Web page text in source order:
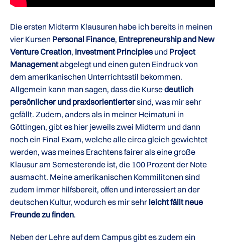
Die ersten Midterm Klausuren habe ich bereits in meinen
vier Kursen Personal Finance, Entrepreneurship and New
Venture Creation, Investment Principles und Project
Managementabgelegt und einen guten Eindruck von
dem amerikanischen Unterrichtsstil bekommen.
Allgemein kann man sagen, dass die Kursedeutlich
persönlicher und praxisorientiertersind, was mir sehr
gefällt. Zudem, anders als in meiner Heimatuni in
Göttingen, gibt es hier jeweils zwei Midterm und dann
noch ein Final Exam, welche alle circa gleich gewichtet
werden, was meines Erachtens fairer als eine große
Klausur am Semesterende ist, die 100 Prozent der Note
ausmacht. Meine amerikanischen Kommilitonen sind
zudem immer hilfsbereit, offen und interessiert an der
deutschen Kultur, wodurch es mir sehr leicht fällt neue
Freunde zu finden.
Neben der Lehre auf dem Campus gibt es zudem ein